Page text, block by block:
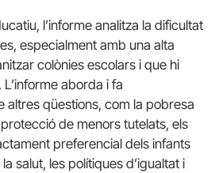
l’informe analitza la dificultat
especialment amb una alta
colònies escolars i que hi
aborda i fa
altres qüestions, com la pobresa
de menors tutelats, els
preferencial dels infants
salut, les polítiques d’igualtat i